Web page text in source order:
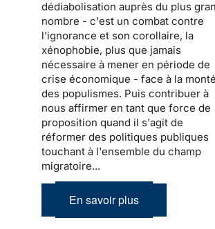
dédiabolisation auprès du plus
nombre - c'est un combat contre
l'ignorance et son corollaire, la
xénophobie, plus que jamais
nécessaire à mener en période de
crise économique - face à la
des populismes. Puis contribuer à
nous affirmer en tant que force de
proposition quand il s'agit de
réformer des politiques publiques
touchant à l'ensemble du champ
migratoire...
En savoir plus